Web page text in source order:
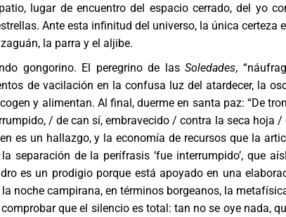
lugar de encuentro del espacio cerrado, del yo
Ante esta infinitud del universo, la única certeza
la parra y el aljibe.
gongorino. El peregrino de lasSoledades,
de vacilación en la confusa luz del atardecer, la
y alimentan. Al final, duerme en santa paz: “De
/ de can sí, embravecido / contra la seca hoja /
es un hallazgo, y la economía de recursos que la
separación de la perífrasis ‘fue interrumpido’, que
es un prodigio porque está apoyado en una
noche campirana, en términos borgeanos, la
que el silencio es total: tan no se oye nada,